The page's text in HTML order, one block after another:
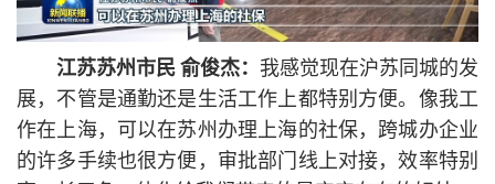
江苏苏州市民 俞俊杰： 我感觉现在沪苏同城的发
展，不管是通勤还是生活工作上都特别方便。像我工
作在上海，可以在苏州办理上海的社保，跨城办企业
的许多手续也很方便，审批部门线上对接，效率特别